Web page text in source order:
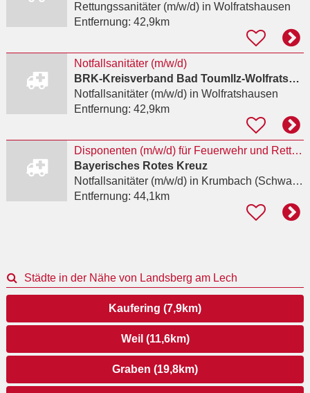
Rettungssanitäter (m/w/d)in Wolfratshausen
Entfernung: 42,9km
Notfallsanitäter (m/w/d)
BRK-Kreisverband Bad Toumllz-Wolfratshausen
Notfallsanitäter (m/w/d)in Wolfratshausen
Entfernung: 42,9km
Disponenten (m/w/d) für Feuerwehr und Rettungsdienst in der Integ...
Bayerisches Rotes Kreuz
Notfallsanitäter (m/w/d)in Krumbach (Schwaben)
Entfernung: 44,1km
Städte in der Nähe von Landsberg am Lech
Kaufering (7,9km)
Weil (11,6km)
Graben (19,8km)